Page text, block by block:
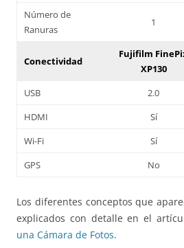
Número de
Ranuras
1
Conectividad
Fujifilm
XP130
USB 2.0
HDMI
Sí
Wi-Fi
Sí
GPS
No
Los diferentes conceptos que
explicados con detalle en el
una Cámara de Fotos.